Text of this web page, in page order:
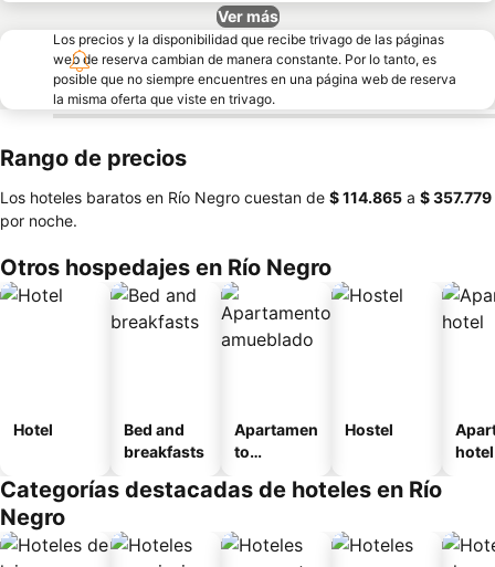
Ver más
Los precios y la disponibilidad que recibe trivago de las páginas
web de reserva cambian de manera constante. Por lo tanto, es
posible que no siempre encuentres en una página web de reserva
la misma oferta que viste en trivago.
Rango de precios
Los hoteles baratos en Río Negro cuestan de ‎$ 114.865 a ‎$ 357.779
por noche.
Otros hospedajes en Río Negro
Hotel
Bed and
breakfasts
Apartamen
to
o
Hostel
hotel
Categorías destacadas de hoteles en Río
Negro